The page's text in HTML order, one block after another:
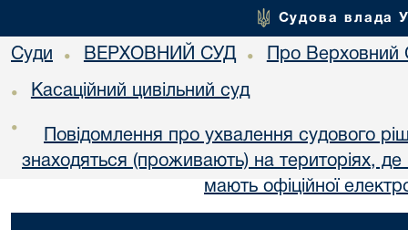
Судова влада
Суди • ВЕРХОВНИЙ СУД • Про Верховний
• Касаційний цивільний суд
•
Повідомлення про ухвалення судового
знаходяться (проживають) на територіях, де
мають офіційної